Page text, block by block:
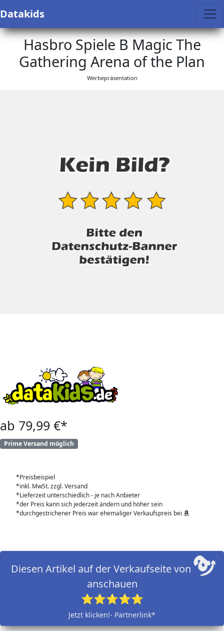
Datakids
Hasbro Spiele B Magic The
Gathering Arena of the Plan
Werbepräsentation
ab 79,99 €*
Prime Versand möglich
*Preisbeispiel
*inkl. MwSt. zzgl. Versand
*Lieferzeit unterschiedlich - je nach Anbieter
*der Preis kann sich jederzeit ändern und höher sein
*durchgestrichener Preis war ehemaliger Verkaufspreis bei
Diesen Artikel auf der Verkaufseite von
anschauen
⭐⭐⭐⭐⭐
Jetzt klicken!- Partnerlink*